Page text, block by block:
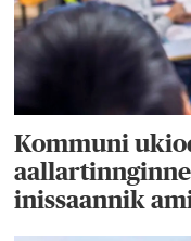
Kommuni
inissaannik